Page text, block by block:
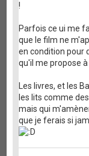
!
Parfois ce ui me
que le film ne
en condition pour
qu'il me propose à
Les livres, et les
les lits comme
mais qui
que je ferais si